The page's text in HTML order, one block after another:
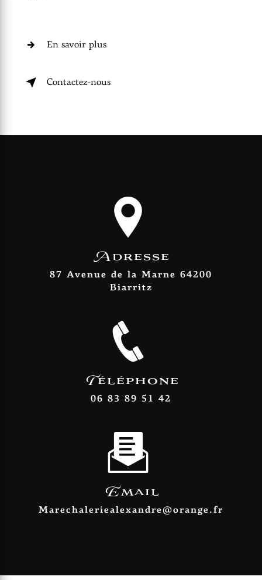
En savoir plus
Contactez-nous
Adresse
87 Avenue de la Marne 64200
Biarritz
Téléphone
06 83 89 51 42
Email
marechaleriealexandre@orange.fr